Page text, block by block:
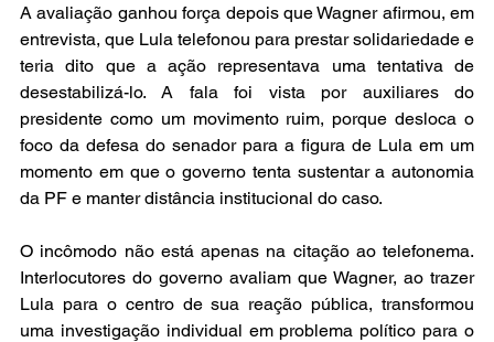
A avaliação ganhou força depois que Wagner afirmou, em
entrevista, que Lula telefonou para prestar solidariedade e
teria dito que a ação representava uma tentativa de
desestabilizá-lo. A fala foi vista por auxiliares do
presidente como um movimento ruim, porque desloca o
foco da defesa do senador para a figura de Lula em um
momento em que o governo tenta sustentar a autonomia
da PF e manter distância institucional do caso.
O incômodo não está apenas na citação ao telefonema.
Interlocutores do governo avaliam que Wagner, ao trazer
Lula para o centro de sua reação pública, transformou
uma investigação individual em problema político para o